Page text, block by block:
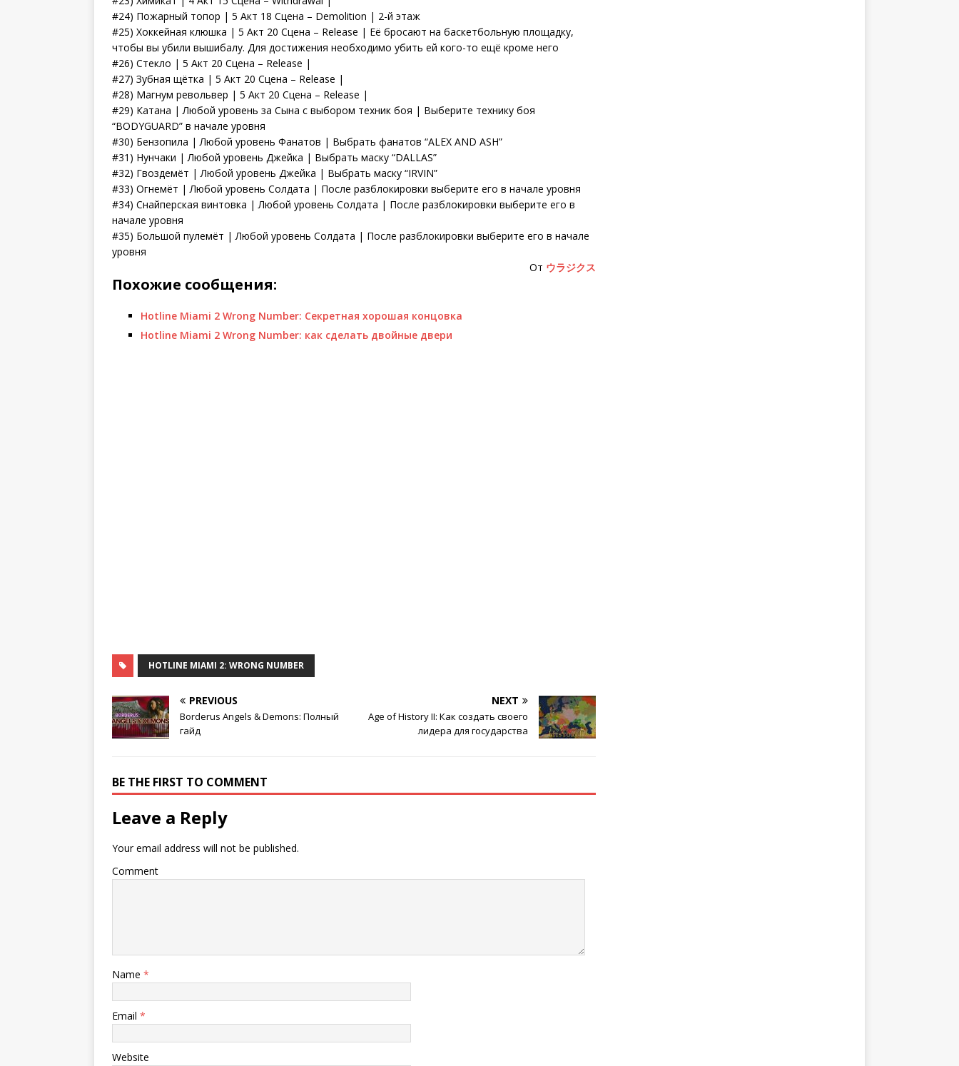
#24) Пожарный топор | 5 Акт 18 Сцена – Demolition | 2-й этаж
#25) Хоккейная клюшка | 5 Акт 20 Сцена – Release | Её бросают на баскетбольную площадку,
чтобы вы убили вышибалу. Для достижения необходимо убить ей кого-то ещё кроме него
#26) Стекло | 5 Акт 20 Сцена – Release |
#27) Зубная щётка | 5 Акт 20 Сцена – Release |
#28) Магнум револьвер | 5 Акт 20 Сцена – Release |
#29) Катана | Любой уровень за Сына с выбором техник боя | Выберите технику боя
“BODYGUARD” в начале уровня
#30) Бензопила | Любой уровень Фанатов | Выбрать фанатов “ALEX AND ASH”
#31) Нунчаки | Любой уровень Джейка | Выбрать маску “DALLAS”
#32) Гвоздемёт | Любой уровень Джейка | Выбрать маску “IRVIN”
#33) Огнемёт | Любой уровень Солдата | После разблокировки выберите его в начале уровня
#34) Снайперская винтовка | Любой уровень Солдата | После разблокировки выберите его в
начале уровня
#35) Большой пулемёт | Любой уровень Солдата | После разблокировки выберите его в начале
уровня
От ウラジクス
Похожие сообщения:
Hotline Miami 2 Wrong Number: Секретная хорошая концовка
Hotline Miami 2 Wrong Number: как сделать двойные двери
HOTLINE MIAMI 2: WRONG NUMBER
PREVIOUS
Borderus Angels & Demons: Полный
гайд
NEXT
Age of History II: Как создать своего
лидера для государства
BE THE FIRST TO COMMENT
Leave a Reply
Your email address will not be published.
Comment
Name *
Email *
Website